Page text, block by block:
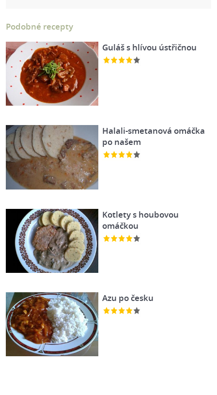
Podobné recepty
Guláš s hlívou ústřičnou
Halali-smetanová omáčka
po našem
Kotlety s houbovou
omáčkou
Azu po česku